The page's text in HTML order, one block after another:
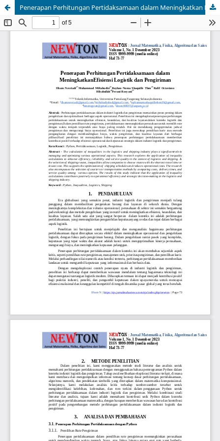
Penerapan Perhitungan Pertidaksamaan dalam Meningkatkan Efisiensi Logistik dan Pengiriman